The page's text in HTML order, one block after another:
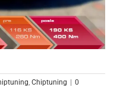
Chiptuning | 0